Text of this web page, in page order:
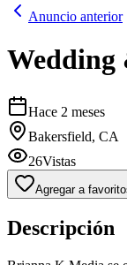
Anuncio anterior
Wedding
Hace 2 meses
Bakersfield, CA
26Vistas
Agregar a
Descripción